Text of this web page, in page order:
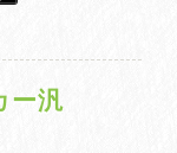
ー汎